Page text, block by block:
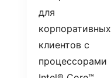
для
корпоративных
клиентов с
процессорами